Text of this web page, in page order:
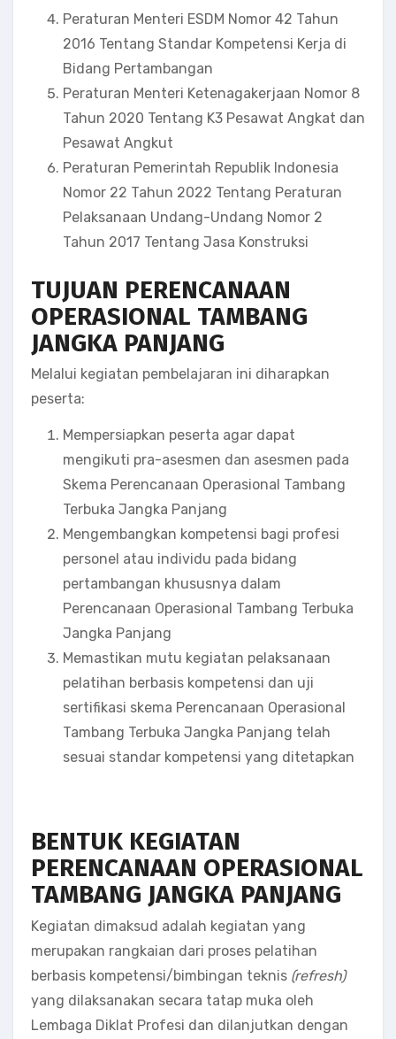
Peraturan Menteri ESDM Nomor 42 Tahun
2016 Tentang Standar Kompetensi Kerja di
Bidang Pertambangan
Peraturan Menteri Ketenagakerjaan Nomor 8
Tahun 2020 Tentang K3 Pesawat Angkat dan
Pesawat Angkut
Peraturan Pemerintah Republik Indonesia
Nomor 22 Tahun 2022 Tentang Peraturan
Pelaksanaan Undang-Undang Nomor 2
Tahun 2017 Tentang Jasa Konstruksi
TUJUAN PERENCANAAN
OPERASIONAL TAMBANG
JANGKA PANJANG
Melalui kegiatan pembelajaran ini diharapkan
peserta:
Mempersiapkan peserta agar dapat
mengikuti pra-asesmen dan asesmen pada
Skema Perencanaan Operasional Tambang
Terbuka Jangka Panjang
Mengembangkan kompetensi bagi profesi
personel atau individu pada bidang
pertambangan khususnya dalam
Perencanaan Operasional Tambang Terbuka
Jangka Panjang
Memastikan mutu kegiatan pelaksanaan
pelatihan berbasis kompetensi dan uji
sertifikasi skema Perencanaan Operasional
Tambang Terbuka Jangka Panjang telah
sesuai standar kompetensi yang ditetapkan
BENTUK KEGIATAN
PERENCANAAN OPERASIONAL
TAMBANG JANGKA PANJANG
Kegiatan dimaksud adalah kegiatan yang
merupakan rangkaian dari proses pelatihan
berbasis kompetensi/bimbingan teknis (refresh)
yang dilaksanakan secara tatap muka oleh
Lembaga Diklat Profesi dan dilanjutkan dengan